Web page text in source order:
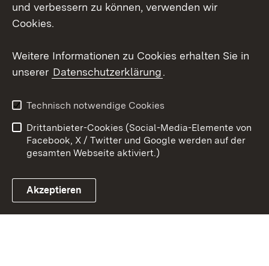
Link zum Landesportal
Datenschutz
Barrierefreiheit
Impressum
Cookies
und verbessern zu können, verwenden wir
Cookies.
Weitere Informationen zu Cookies erhalten Sie in
unserer Datenschutzerklärung.
Technisch notwendige Cookies
Drittanbieter-Cookies (Social-Media-Elemente von
Facebook, X / Twitter und Google werden auf der
gesamten Webseite aktiviert.)
Akzeptieren